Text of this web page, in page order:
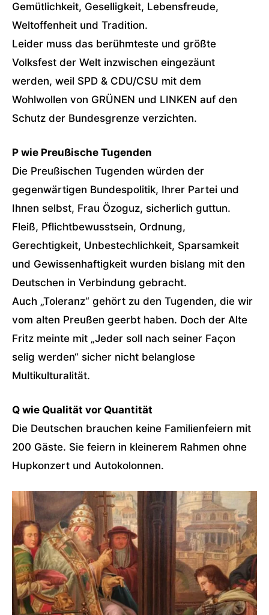
Gemütlichkeit, Geselligkeit, Lebensfreude,
Weltoffenheit und Tradition.
Leider muss das berühmteste und größte
Volksfest der Welt inzwischen eingezäunt
werden, weil SPD & CDU/CSU mit dem
Wohlwollen von GRÜNEN und LINKEN auf den
Schutz der Bundesgrenze verzichten.
P wie Preußische Tugenden
Die Preußischen Tugenden würden der
gegenwärtigen Bundespolitik, Ihrer Partei und
Ihnen selbst, Frau Özoguz, sicherlich guttun.
Fleiß, Pflichtbewusstsein, Ordnung,
Gerechtigkeit, Unbestechlichkeit, Sparsamkeit
und Gewissenhaftigkeit wurden bislang mit den
Deutschen in Verbindung gebracht.
Auch „Toleranz“ gehört zu den Tugenden, die wir
vom alten Preußen geerbt haben. Doch der Alte
Fritz meinte mit „Jeder soll nach seiner Façon
selig werden“ sicher nicht belanglose
Multikulturalität.
Q wie Qualität vor Quantität
Die Deutschen brauchen keine Familienfeiern mit
200 Gäste. Sie feiern in kleinerem Rahmen ohne
Hupkonzert und Autokolonnen.